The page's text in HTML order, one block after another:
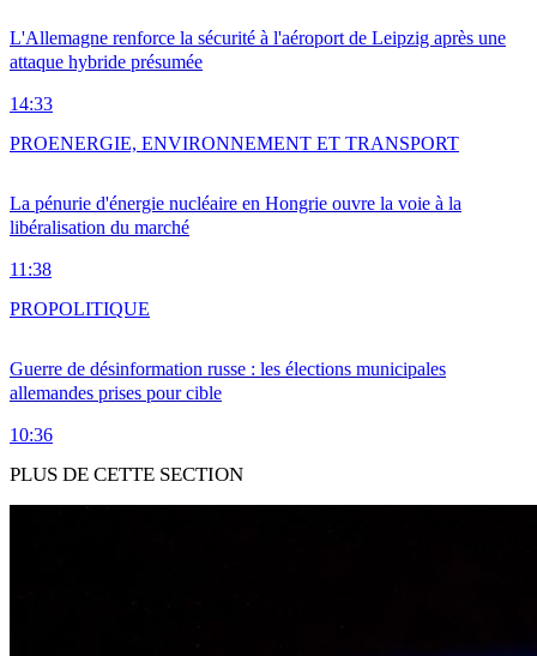
L'Allemagne renforce la sécurité à l'aéroport de Leipzig après une
attaque hybride présumée
14:33
La pénurie d'énergie nucléaire en Hongrie ouvre la voie à la
libéralisation du marché
11:38
PROENERGIE, ENVIRONNEMENT ET TRANSPORT
Guerre de désinformation russe : les élections municipales
allemandes prises pour cible
10:36
PROPOLITIQUE
PLUS DE CETTE SECTION